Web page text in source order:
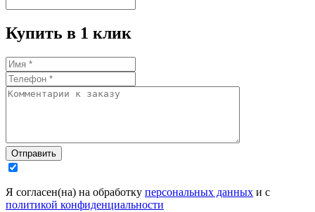
Купить в 1 клик
Отправить
Я согласен(на) на обработку персональных данных и с
политикой конфиденциальности